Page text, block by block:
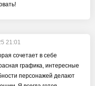
21:01
сочетает в себе
графика, интересные
персонажей делают